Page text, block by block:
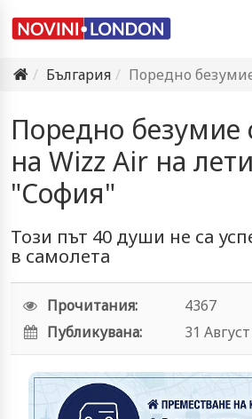
България
Поредно безумие с пътници
Поредно безумие
на Wizz Air на
"София"
Този път 40 души не са
в самолета
Прочитания:
4367
Публикувана:
31